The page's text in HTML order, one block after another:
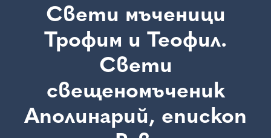
Свети мъченици
Трофим и Теофил.
Свети
свещеномъченик
Аполинарий, епископ